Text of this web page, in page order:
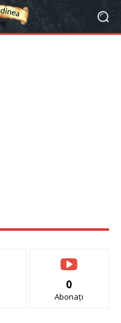
0
Abonați